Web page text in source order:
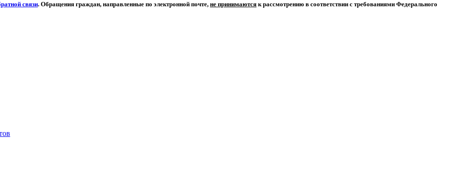
связи. Обращения граждан, направленные по электронной почте, не принимаются к рассмотрению в соответствии с требованиями Федерального